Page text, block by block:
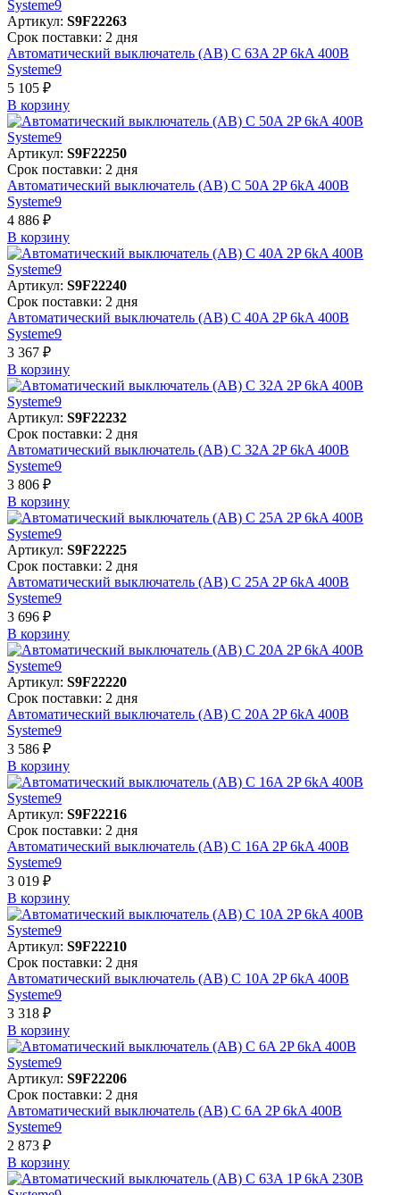
Артикул: S9F22263
Срок поставки: 2 дня
Автоматический выключатель (АВ) C 63A 2P 6kA 400В
Systeme9
5 105 ₽
В корзинy
Артикул: S9F22250
Срок поставки: 2 дня
Автоматический выключатель (АВ) C 50A 2P 6kA 400В
Systeme9
4 886 ₽
В корзинy
Артикул: S9F22240
Срок поставки: 2 дня
Автоматический выключатель (АВ) C 40A 2P 6kA 400В
Systeme9
3 367 ₽
В корзинy
Артикул: S9F22232
Срок поставки: 2 дня
Автоматический выключатель (АВ) C 32A 2P 6kA 400В
Systeme9
3 806 ₽
В корзинy
Артикул: S9F22225
Срок поставки: 2 дня
Автоматический выключатель (АВ) C 25A 2P 6kA 400В
Systeme9
3 696 ₽
В корзинy
Артикул: S9F22220
Срок поставки: 2 дня
Автоматический выключатель (АВ) C 20A 2P 6kA 400В
Systeme9
3 586 ₽
В корзинy
Артикул: S9F22216
Срок поставки: 2 дня
Автоматический выключатель (АВ) C 16A 2P 6kA 400В
Systeme9
3 019 ₽
В корзинy
Артикул: S9F22210
Срок поставки: 2 дня
Автоматический выключатель (АВ) C 10A 2P 6kA 400В
Systeme9
3 318 ₽
В корзинy
Артикул: S9F22206
Срок поставки: 2 дня
Автоматический выключатель (АВ) C 6A 2P 6kA 400В
Systeme9
2 873 ₽
В корзинy